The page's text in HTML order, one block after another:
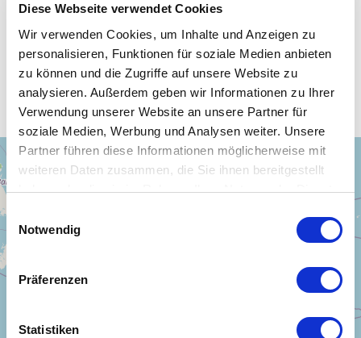
Diese Webseite verwendet Cookies
Wir verwenden Cookies, um Inhalte und Anzeigen zu
personalisieren, Funktionen für soziale Medien anbieten
zu können und die Zugriffe auf unsere Website zu
analysieren. Außerdem geben wir Informationen zu Ihrer
Verwendung unserer Website an unsere Partner für
soziale Medien, Werbung und Analysen weiter. Unsere
Partner führen diese Informationen möglicherweise mit
weiteren Daten zusammen, die Sie ihnen bereitgestellt
haben oder die sie im Rahmen Ihrer Nutzung der Dienste
Einwilligungsauswahl
Notwendig
Präferenzen
Statistiken
Unsere WLAN-Hotspots in Papua
Neuguinea
+